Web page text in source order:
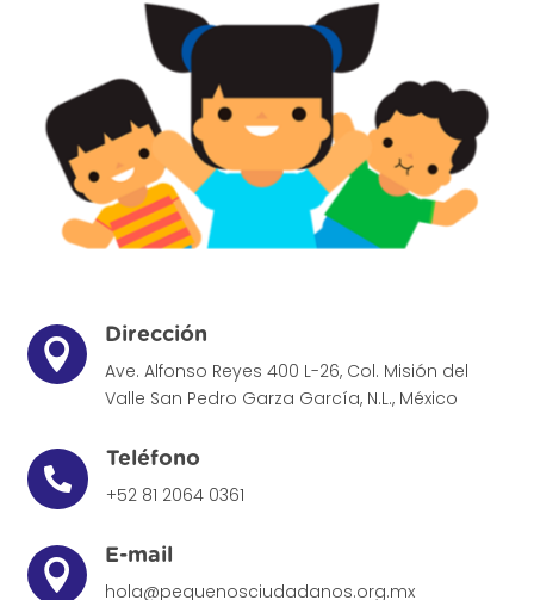

Dirección
Ave. Alfonso Reyes 400 L-26, Col. Misión del
Valle San Pedro Garza García, N.L., México

Teléfono
+52 81 2064 0361

E-mail
hola@pequenosciudadanos.org.mx